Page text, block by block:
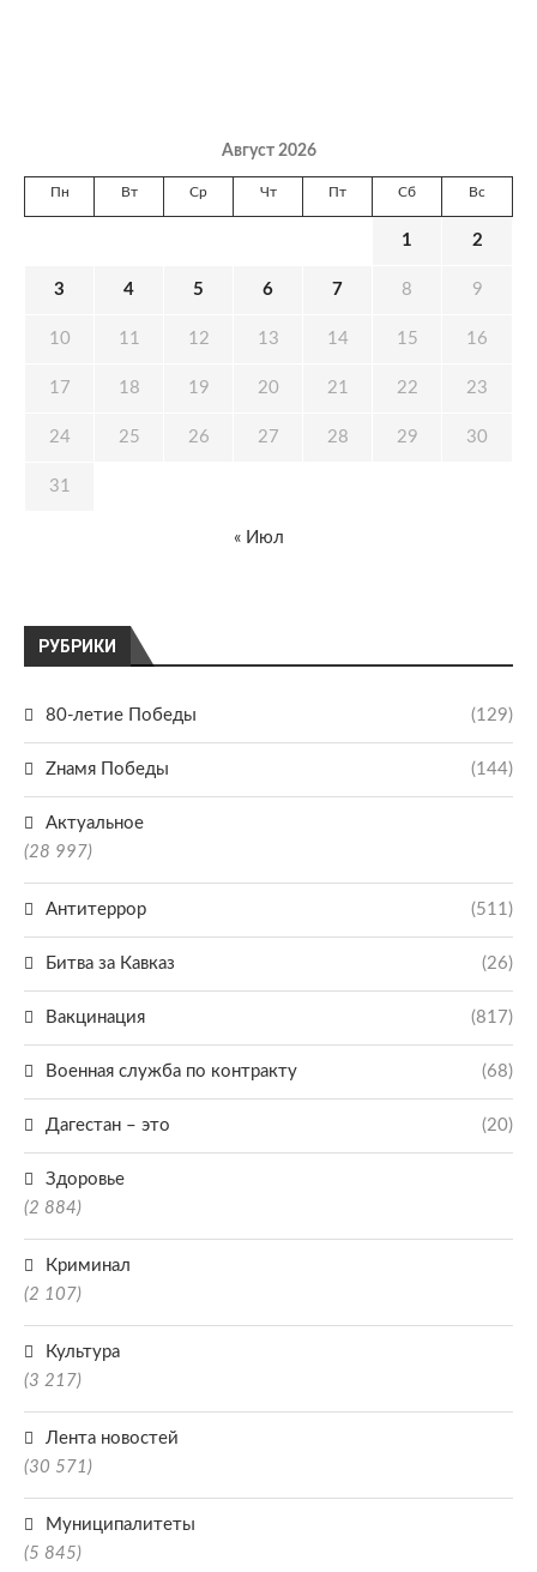
РУБРИКИ
80-летие Победы (129)
Zнамя Победы (144)
Актуальное
(28 997)
Антитеррор (511)
Битва за Кавказ (26)
Вакцинация (817)
Военная служба по контракту (68)
Дагестан – это (20)
Здоровье
(2 884)
Криминал
(2 107)
Культура
(3 217)
Лента новостей
(30 571)
Муниципалитеты
(5 845)
Август 2026
Пн Вт Ср Чт Пт Сб Вс
1 2
3 4 5 6 7 8 9
10 11 12 13 14 15 16
17 18 19 20 21 22 23
24 25 26 27 28 29 30
31
« Июл